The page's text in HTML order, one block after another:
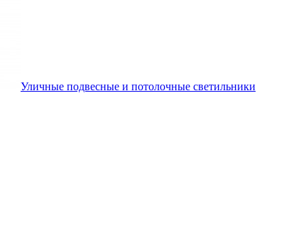
Уличные подвесные и потолочные светильники